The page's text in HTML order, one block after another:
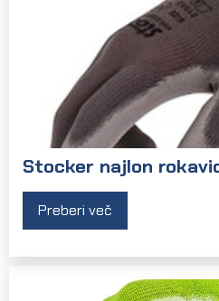
Stocker najlon
Preberi več